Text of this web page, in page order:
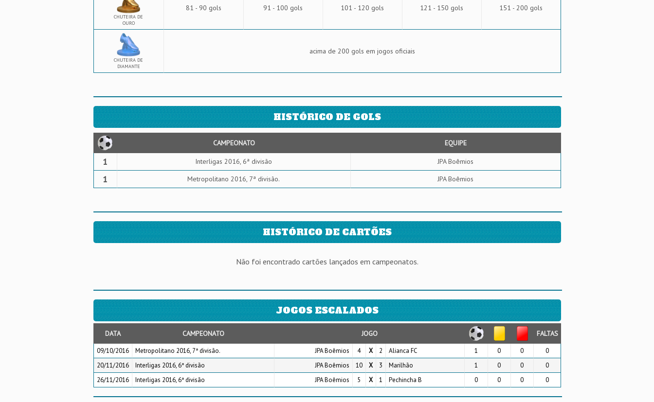
CHUTEIRA DE
OURO
81 - 90 gols 91 - 100 gols 101 - 120 gols 121 - 150 gols 151 - 200 gols
CHUTEIRA DE
DIAMANTE
acima de 200 gols em jogos oficiais
HISTÓRICO DE GOLS
CAMPEONATO EQUIPE
1 Interligas 2016, 6ª divisão JPA Boêmios
1 Metropolitano 2016, 7ª divisão. JPA Boêmios
HISTÓRICO DE CARTÕES
Não foi encontrado cartões lançados em campeonatos.
JOGOS ESCALADOS
DATA CAMPEONATO JOGO FALTAS
09/10/2016 Metropolitano 2016, 7ª divisão. JPA Boêmios 4 X 2 Alianca FC 1 0 0
0
20/11/2016
Interligas 2016, 6ª divisão JPA Boêmios 10 X 3 Marilhão 1 0 0
0
26/11/2016
Interligas 2016, 6ª divisão JPA Boêmios 5 X 1 Pechincha B 0 0 0 0